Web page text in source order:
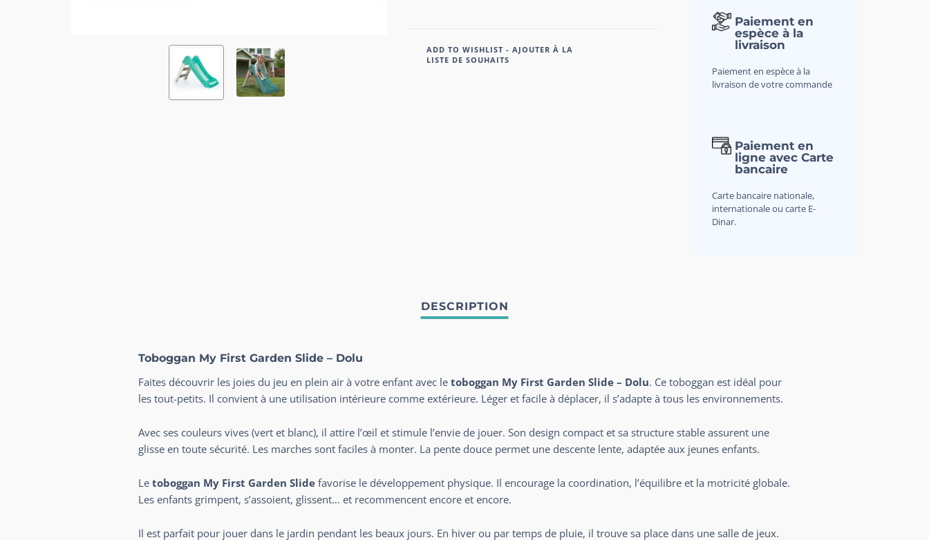
ADD TO WISHLIST - AJOUTER À LA
LISTE DE SOUHAITS
Paiement en
espèce à la
livraison
Paiement en espèce à la
livraison de votre commande
Paiement en
ligne avec Carte
bancaire
Carte bancaire nationale,
internationale ou carte E-
Dinar.
Toboggan My First Garden Slide – Dolu
Faites découvrir les joies du jeu en plein air à votre enfant avec le toboggan My First Garden Slide – Dolu. Ce toboggan est idéal pour
les tout-petits. Il convient à une utilisation intérieure comme extérieure. Léger et facile à déplacer, il s’adapte à tous les environnements.
Avec ses couleurs vives (vert et blanc), il attire l’œil et stimule l’envie de jouer. Son design compact et sa structure stable assurent une
glisse en toute sécurité. Les marches sont faciles à monter. La pente douce permet une descente lente, adaptée aux jeunes enfants.
Le toboggan My First Garden Slide favorise le développement physique. Il encourage la coordination, l’équilibre et la motricité globale.
Les enfants grimpent, s’assoient, glissent… et recommencent encore et encore.
Il est parfait pour jouer dans le jardin pendant les beaux jours. En hiver ou par temps de pluie, il trouve sa place dans une salle de jeux.